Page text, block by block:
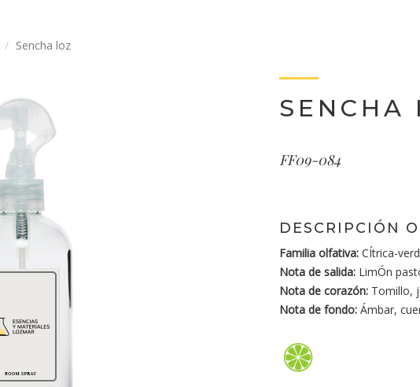
Sencha loz
SENCHA
FF09-084
DESCRIPCIÓN
Familia olfativa: CÍtrica-
Nota de salida: LimÓn
Nota de corazón: Tomillo,
Nota de fondo: Ámbar,